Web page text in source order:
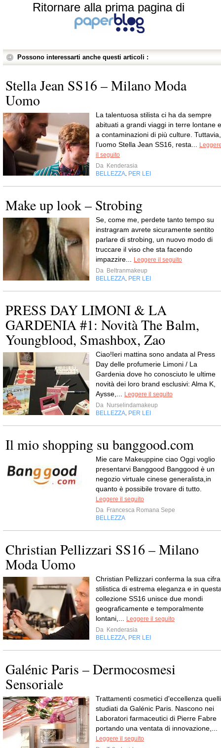
Ritornare alla prima pagina di
Possono interessarti anche questi articoli :
Stella Jean SS16 – Milano Moda
Uomo
La talentuosa stilista ci ha da sempre
abituati a grandi viaggi in terre lontane e
a contaminazioni di più culture. Tuttavia,
l’uomo Stella Jean SS16, resta...
il seguito
Da Kenderasia
BELLEZZA, PER LEI
Make up look – Strobing
Se, come me, perdete tanto tempo su
instragram avrete sicuramente sentito
parlare di strobing, un nuovo modo di
truccare il viso che sta facendo
impazzire... Leggere il seguito
Da Beltranmakeup
BELLEZZA, PER LEI
PRESS DAY LIMONI & LA
GARDENIA #1: Novità The Balm,
Youngblood, Smashbox, Zao
Ciao!Ieri mattina sono andata al Press
Day delle profumerie Limoni / La
Gardenia dove ho conosciuto le ultime
novità dei loro brand esclusivi: Alma K,
Aysse,... Leggere il seguito
Da Nurselindamakeup
BELLEZZA, PER LEI
Il mio shopping su banggood.com
Mie care Makeuppine ciao Oggi voglio
presentarvi Banggood Banggood è un
negozio virtuale cinese generalista,in
quanto è possibile trovare di tutto.
Leggere il seguito
Da Francesca Romana Sepe
BELLEZZA
Christian Pellizzari SS16 – Milano
Moda Uomo
Christian Pellizzari conferma la sua cifra
stilistica di estrema eleganza e in
collezione SS16 unisce due mondi
geograficamente e temporalmente
lontani,... Leggere il seguito
Da Kenderasia
BELLEZZA, PER LEI
Galénic Paris – Dermocosmesi
Sensoriale
Trattamenti cosmetici d'eccellenza quelli
studiati da Galénic Paris. Nascono nei
Laboratori farmaceutici di Pierre Fabre
portando una ventata di innovazione,...
Leggere il seguito